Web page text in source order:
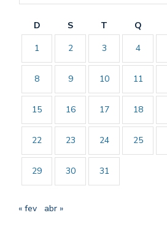
D S T Q
1
2 3 4
8 9 10 11
15 16 17 18
22 23 24 25
29 30 31
« fev abr »